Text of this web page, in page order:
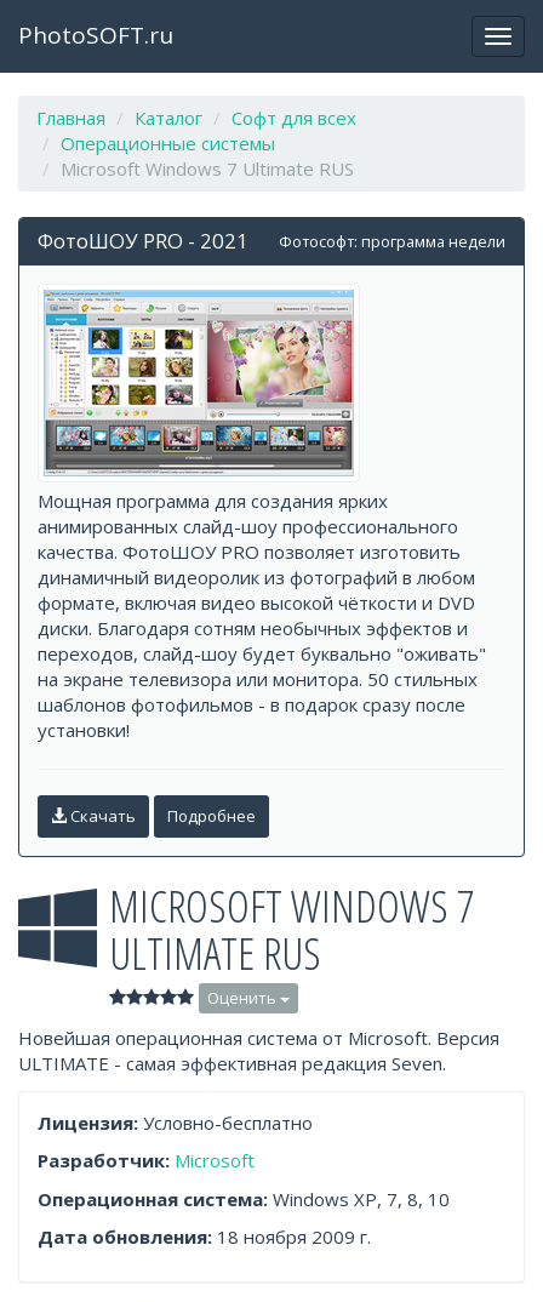
PhotoSOFT.ru
Главная Каталог
Софт для всех
Операционные системы
Microsoft Windows 7 Ultimate RUS
Фотософт: программа недели
ФотоШОУ PRO - 2021
Мощная программа для создания ярких
анимированных слайд-шоу профессионального
качества. ФотоШОУ PRO позволяет изготовить
динамичный видеоролик из фотографий в любом
формате, включая видео высокой чёткости и DVD
диски. Благодаря сотням необычных эффектов и
переходов, слайд-шоу будет буквально "оживать"
на экране телевизора или монитора. 50 стильных
шаблонов фотофильмов - в подарок сразу после
установки!
Скачать Подробнее
MICROSOFT WINDOWS 7
ULTIMATE RUS
Оценить
Новейшая операционная система от Microsoft. Версия
ULTIMATE - самая эффективная редакция Seven.
Лицензия: Условно-бесплатно
Разработчик: Microsoft
Операционная система: Windows XP, 7, 8, 10
Дата обновления: 18 ноября 2009 г.